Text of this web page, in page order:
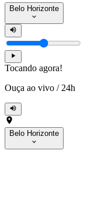
Belo Horizonte
Tocando agora!
Ouça ao vivo / 24h
Belo Horizonte